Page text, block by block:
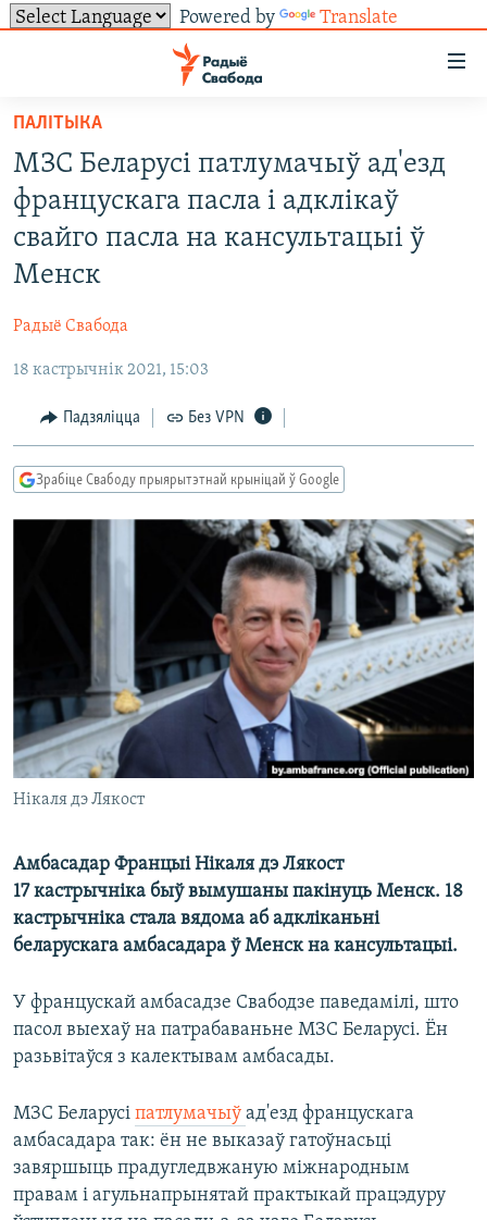
Powered by Translate
ўнівэрсальнага
доступу
Перайсьці
да
галоўнага
зьместу
Перайсьці
да
галоўнай
Перайсьці
пошуку
ВІДЭА І ФОТА
ВАЙНА
БЕЛАРУСЫ НА ВАЙНЕ
КУЛЬТУРА
ТОЛЬКІ НА СВАБОДЗЕ
ТЭСТЫ
КНІГІ
АЎДЫЁКНІГІ
МОВА
СУВЯЗЬ
ПАДПІСАЦЦА
FACEBOOK
TWITTER
САЧЫЦЕ ЗА АБНАЎЛЕНЬНЯМІ
Усе сайты РС/РСЭ
ПАЛІТЫКА
МЗС Беларусі патлумачыў ад'езд
францускага пасла і адклікаў
свайго пасла на кансультацыі ў
Менск
Радыё Свабода
18 кастрычнік 2021, 15:03
Падзяліцца Без VPN
Зрабіце Свабоду прыярытэтнай крыніцай ў Google
Нікаля дэ Лякост
Амбасадар Францыі Нiкаля дэ Лякост
17 кастрычніка быў вымушаны пакінуць Менск. 18
кастрычніка стала вядома аб адкліканьні
беларускага амбасадара ў Менск на кансультацыі.
У францускай амбасадзе Свабодзе паведамілі, што
пасол выехаў на патрабаваньне МЗС Беларусі. Ён
разьвітаўся з калектывам амбасады.
МЗС Беларусі патлумачыў ад'езд францускага
амбасадара так: ён не выказаў гатоўнасьці
завяршыць прадугледвжаную міжнародным
правам і агульнапрынятай практыкай працэдуру